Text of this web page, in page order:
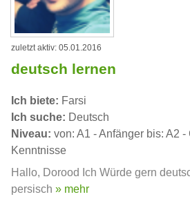
zuletzt aktiv: 05.01.2016
deutsch lernen
Ich biete: Farsi
Ich suche: Deutsch
Niveau: von: A1 - Anfänger bis: A2
Kenntnisse
Hallo, Dorood Ich Würde gern
persisch » mehr